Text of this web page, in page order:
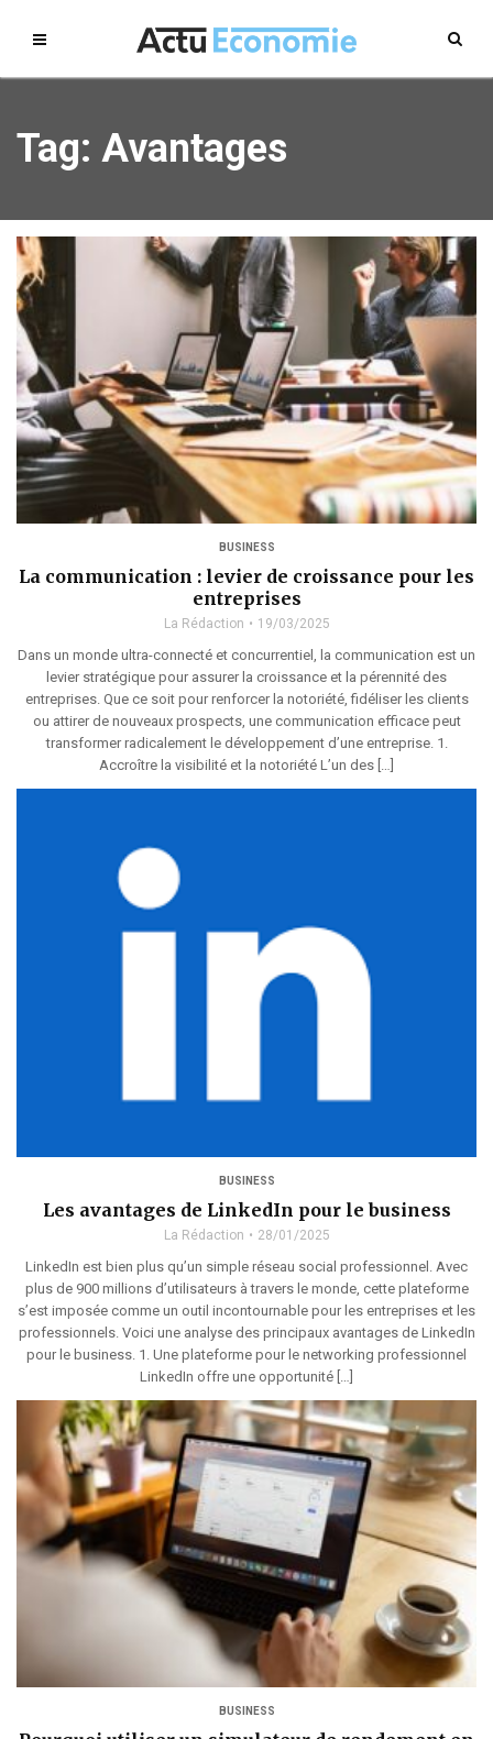
Tag: Avantages
BUSINESS
La communication : levier de croissance pour les
entreprises
La Rédaction 19/03/2025
Dans un monde ultra-connecté et concurrentiel, la communication est un
levier stratégique pour assurer la croissance et la pérennité des
entreprises. Que ce soit pour renforcer la notoriété, fidéliser les clients
ou attirer de nouveaux prospects, une communication efficace peut
transformer radicalement le développement d’une entreprise. 1.
Accroître la visibilité et la notoriété L’un des […]
BUSINESS
Les avantages de LinkedIn pour le business
La Rédaction 28/01/2025
LinkedIn est bien plus qu’un simple réseau social professionnel. Avec
plus de 900 millions d’utilisateurs à travers le monde, cette plateforme
s’est imposée comme un outil incontournable pour les entreprises et les
professionnels. Voici une analyse des principaux avantages de LinkedIn
pour le business. 1. Une plateforme pour le networking professionnel
LinkedIn offre une opportunité […]
BUSINESS